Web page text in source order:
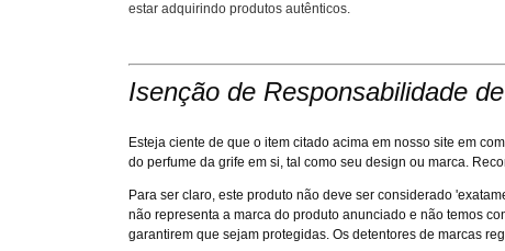
estar adquirindo produtos autênticos.
Isenção de Responsabilidade
Esteja ciente de que o item citado acima em nosso site em
do perfume da grife em si, tal como seu design ou marca.
Para ser claro, este produto não deve ser considerado
não representa a marca do produto anunciado e não temos
garantirem que sejam protegidas. Os detentores de marcas